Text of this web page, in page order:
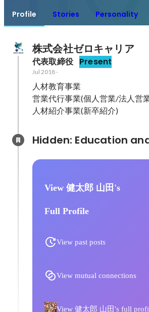
Profile Stories Personality
株式会社ゼロキャリア
代表取締役 Present
Jul 2018-
人材教育事業
営業代行事業(個人営業/法人営
View 健太郎 山田's
Full Profile
View past posts
View mutual connections
View 健太郎 山田's full